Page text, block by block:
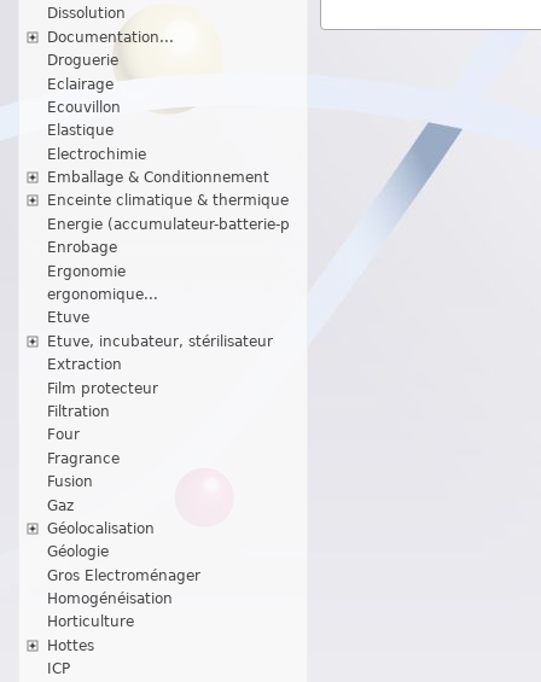
Dissolution
Documentation...
Droguerie
Eclairage
Ecouvillon
Elastique
Electrochimie
Emballage & Conditionnement
Enceinte climatique & thermique
Energie (accumulateur-batterie-p
Enrobage
Ergonomie
ergonomique...
Etuve
Etuve, incubateur, stérilisateur
Extraction
Film protecteur
Filtration
Four
Fragrance
Fusion
Gaz
Géolocalisation
Géologie
Gros Electroménager
Homogénéisation
Horticulture
Hottes
ICP